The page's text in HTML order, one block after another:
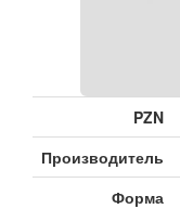
PZN
Производитель
Форма